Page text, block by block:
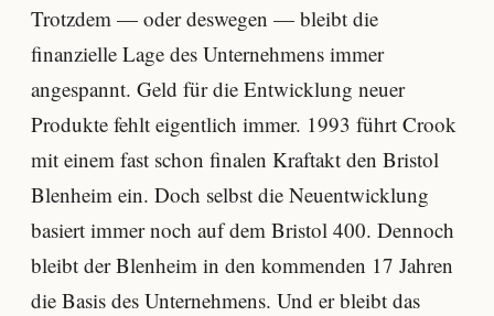
Trotzdem — oder deswegen — bleibt die
finanzielle Lage des Unternehmens immer
angespannt. Geld für die Entwicklung neuer
Produkte fehlt eigentlich immer. 1993 führt Crook
mit einem fast schon finalen Kraftakt den Bristol
Blenheim ein. Doch selbst die Neuentwicklung
basiert immer noch auf dem Bristol 400. Dennoch
bleibt der Blenheim in den kommenden 17 Jahren
die Basis des Unternehmens. Und er bleibt das